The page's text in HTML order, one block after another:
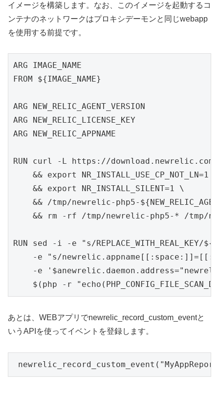
イメージを構築します。なお、このイメージを起動するコ
ンテナのネットワークはプロキシデーモンと同じwebapp
を使用する前提です。
ARG IMAGE_NAME
FROM ${IMAGE_NAME}
ARG NEW_RELIC_AGENT_VERSION
ARG NEW_RELIC_LICENSE_KEY
ARG NEW_RELIC_APPNAME
RUN curl -L https://download.newrelic.com/
    && export NR_INSTALL_USE_CP_NOT_LN=1 \
    && export NR_INSTALL_SILENT=1 \
&& /tmp/newrelic-php5-
&& rm -rf /tmp/newrelic-php5-* /tmp/
RUN sed -i -e "s/REPLACE_WITH_REAL_KEY/
-e "s/
-e
$(php -r
あとは、WEBアプリでnewrelic_record_custom_eventと
いうAPIを使ってイベントを登録します。